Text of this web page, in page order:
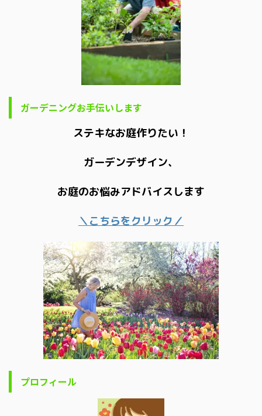
ガーデニングお手伝いします
ステキなお庭作りたい！
ガーデンデザイン、
お庭のお悩みアドバイスします
＼こちらをクリック／
プロフィール